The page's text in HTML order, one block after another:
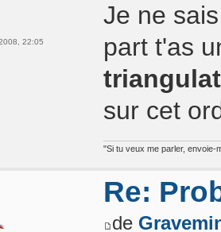
22:05
Je ne
part t'as
sur cet
"Si tu veux me parler, envoie-
Re:
de